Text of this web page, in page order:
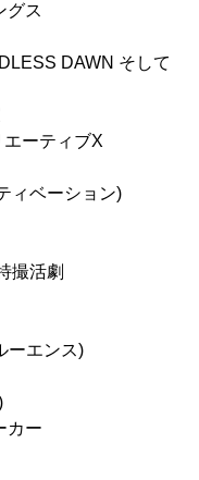
グス
DAWN そして
ーティブX
ィベーション)
撮活劇
ーエンス)
カー